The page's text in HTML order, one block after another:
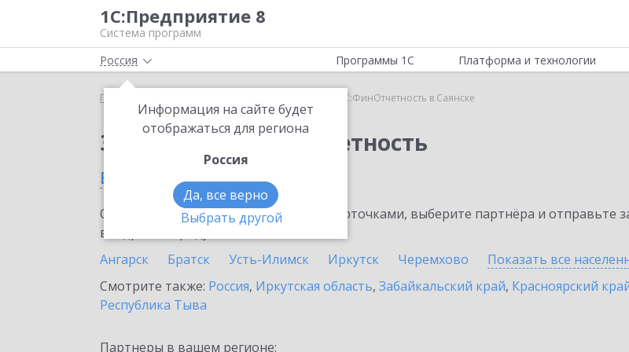
1С:Предприятие 8
Система программ
Россия
Информация на сайте будет
отображаться для региона
Россия
Да, все верно
Выбрать другой
Программы 1С Платформа и технологии
Главная 1С:ФинОтчетность в Саянске
Заказать 1С:ФинОтчетность
в Саянске
Ознакомьтесь с информационными карточками, выберите партнёра и отправьте
внедрение продукта.
Ангарск
Братск Усть-Илимск Иркутск Черемхово Показать все
Смотрите также: Россия, Иркутская область, Забайкальский край, Красноярский
Республика Тыва
Партнеры в вашем регионе: